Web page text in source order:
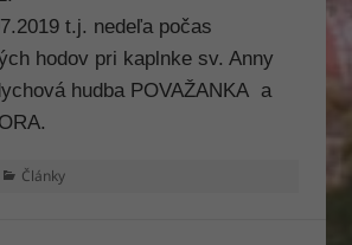
t.j. nedeľa počas
hodov pri kaplnke sv. Anny
hudba POVAŽANKA a
Kategórie
Články
Tieto súbory
cookie nie sú
voliteľné. Sú
potrebné